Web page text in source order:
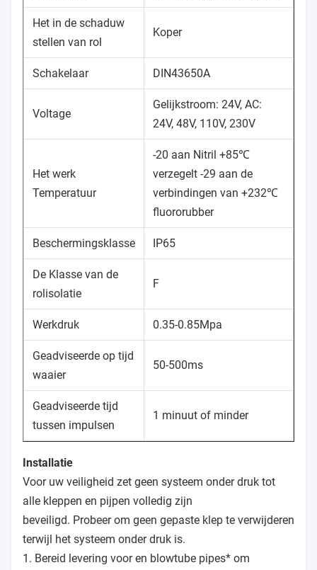
Het in de schaduw
stellen van rol
Koper
Schakelaar DIN43650A
Voltage
Gelijkstroom: 24V, AC:
24V, 48V, 110V, 230V
Het werk
Temperatuur
-20 aan Nitril +85℃
verzegelt -29 aan de
verbindingen van +232℃
fluororubber
Beschermingsklasse IP65
De Klasse van de
rolisolatie
F
Werkdruk 0.35-0.85Mpa
Geadviseerde op tijd
waaier
50-500ms
Geadviseerde tijd
tussen impulsen
1 minuut of minder
Installatie
Voor uw veiligheid zet geen systeem onder druk tot
alle kleppen en pijpen volledig zijn
beveiligd. Probeer om geen gepaste klep te verwijderen
terwijl het systeem onder druk is.
1. Bereid levering voor en blowtube pipes* om